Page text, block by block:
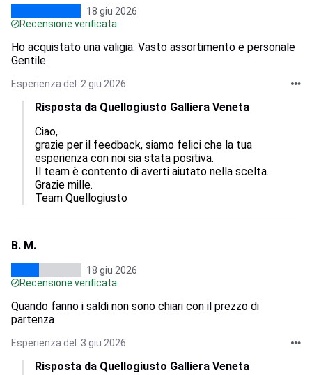
18 giu 2026
Recensione verificata
Ho acquistato una valigia. Vasto assortimento e personale
Gentile.
Esperienza del: 2 giu 2026
Risposta da Quellogiusto Galliera Veneta
Ciao,
grazie per il feedback, siamo felici che la tua
esperienza con noi sia stata positiva.
Il team è contento di averti aiutato nella scelta.
Grazie mille.
Team Quellogiusto
B. M.
18 giu 2026
Recensione verificata
Quando fanno i saldi non sono chiari con il prezzo di
partenza
Esperienza del: 3 giu 2026
Risposta da Quellogiusto Galliera Veneta